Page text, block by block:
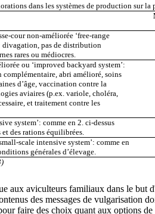
dans les systèmes de production sur
cour non-améliorée ‘free-range
divagation, pas de distribution
rares ou médiocres.
ou ‘improved backyard system’:
abri amélioré, soins
d’âge, vaccination contre la
aviaires (p.ex. variole, choléra,
et traitement contre les
system’: comme en 2. ci-dessus
des rations équilibrées.
scale intensive system’: comme en
générales d’élevage.
)
aux aviculteurs familiaux dans le but
des messages de vulgarisation
faire des choix quant aux options